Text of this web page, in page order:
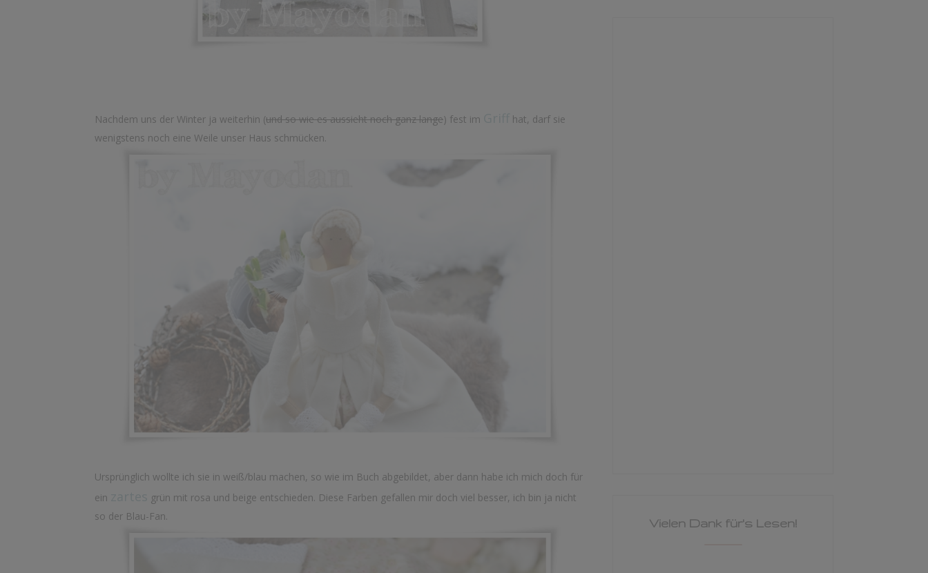
Nachdem uns der Winter ja weiterhin (und so wie es aussieht noch ganz lange) fest im
hat, darf sie
wenigstens noch eine Weile unser Haus schmücken.
Ursprünglich wollte ich sie in weiß/blau machen, so wie im Buch abgebildet, aber dann habe ich mich doch für
ein
grün mit rosa und beige entschieden. Diese Farben gefallen mir doch viel besser, ich bin ja nicht
so der Blau-Fan.
Vielen Dank für's Lesen!